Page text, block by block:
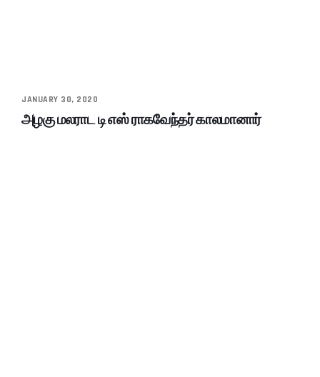
JANUARY 30, 2020
அழகு மலராட டி எஸ் ராகவேந்தர் காலமானார்